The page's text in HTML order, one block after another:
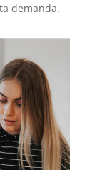
demanda.